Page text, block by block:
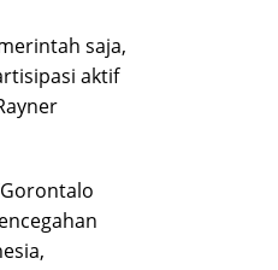
saja,
aktif